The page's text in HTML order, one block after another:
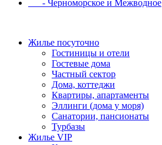
- Черноморское и Межводное
Жилье посуточно
Гостиницы и отели
Гостевые дома
Частный сектор
Дома, коттеджи
Квартиры, апартаменты
Эллинги (дома у моря)
Санатории, пансионаты
Турбазы
Жилье VIP